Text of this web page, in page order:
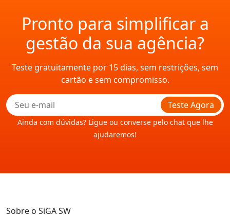
Pronto para simplificar a
gestão da sua agência?
Teste gratuitamente por 15 dias, sem restrições, sem
cartão e sem compromisso.
Teste Agora
Ainda com dúvidas? Ligue ou converse pelo chat que lhe
ajudaremos!
Sobre o SiGA SW